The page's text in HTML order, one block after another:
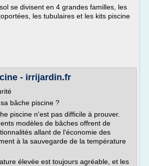
se divisent en 4 grandes familles, les
les tubulaires et les kits piscine
- irrijardin.fr
bâche piscine ?
piscine n'est pas difficile à prouver.
modèles de bâches offrent de
allant de l'économie des
à la sauvegarde de la température
élevée est toujours agréable, et les